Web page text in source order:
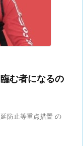
む者になるの
防止等重点措置 の